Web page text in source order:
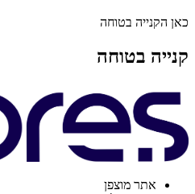
כאן הקנייה בטוחה
קנייה בטוחה
אתר מוצפן